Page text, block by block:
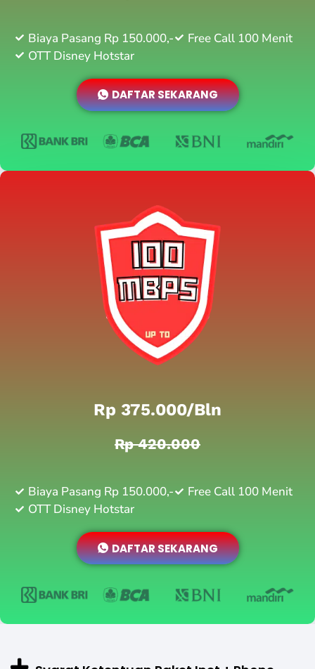
Biaya Pasang Rp 150.000,-
Free Call 100 Menit
OTT Disney Hotstar
DAFTAR SEKARANG
Rp 375.000/bln
Rp 420.000
Biaya Pasang Rp 150.000,-
Free Call 100 Menit
OTT Disney Hotstar
DAFTAR SEKARANG